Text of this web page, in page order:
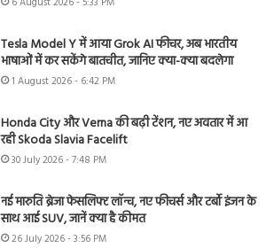
Tesla Model Y में आया Grok AI फीचर, अब भारतीय
भाषाओं में कर सकेंगे बातचीत, जानिए क्या-क्या बदलेगा
1 August 2026 - 6:42 PM
Honda City और Verna की बढ़ी टेंशन, नए अवतार में आ
रही Skoda Slavia Facelift
30 July 2026 - 7:48 PM
नई मारुति ब्रेजा फेसलिफ्ट लॉन्च, नए फीचर्स और टर्बो इंजन के
साथ आई SUV, जानें क्या है कीमत
26 July 2026 - 3:56 PM